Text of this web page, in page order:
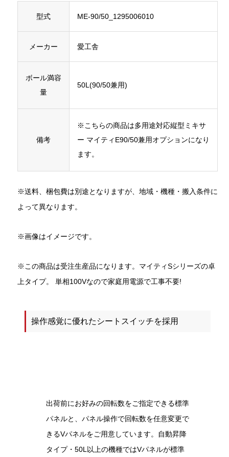
型式 ME-90/50_1295006010
メーカー 愛工舎
ボール満容
量
50L(90/50兼用)
備考
※こちらの商品は多用途対応縦型ミキサ
ー マイティE90/50兼用オプションになり
ます。
※送料、梱包費は別途となりますが、地域・機種・搬入条件に
よって異なります。
※画像はイメージです。
※この商品は受注生産品になります。マイティSシリーズの卓
上タイプ。 単相100Vなので家庭用電源で工事不要!
操作感覚に優れたシートスイッチを採用
出荷前にお好みの回転数をご指定できる標準
パネルと、パネル操作で回転数を任意変更で
きるVパネルをご用意しています。自動昇降
タイプ・50L以上の機種ではVパネルが標準